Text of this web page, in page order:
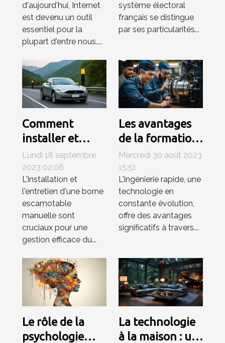
d'aujourd'hui, Internet
est devenu un outil
essentiel pour la
plupart d'entre nous....
système électoral
français se distingue
par ses particularités...
Comment
installer et
entretenir une
borne
escamotable
manuelle pour
la gestion du
trafic ?
Lundi 18 septembre
2023 02:08
L'installation et
l'entretien d'une borne
escamotable
manuelle sont
cruciaux pour une
gestion efficace du...
Les avantages
de la formation
en ingénierie
rapide
Mercredi 30 août 2023
15:51
L'ingénierie rapide, une
technologie en
constante évolution,
offre des avantages
significatifs à travers...
Le rôle de la
psychologie
La technologie
à la maison : un